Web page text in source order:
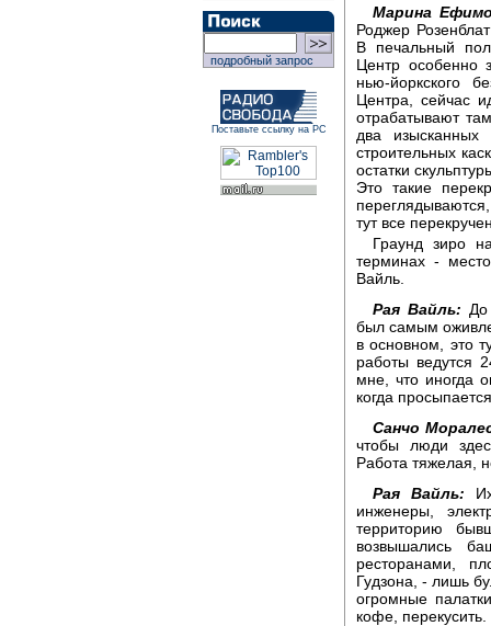
подробный запрос
Поставьте ссылку на РС
Марина
Роджер
В печальный
Центр особенно
нью-йоркского
Центра, сейчас
отрабатывают
два
строительных
остатки
Это такие
тут все
Граунд зиро
терминах -
Вайль.
Рая Вайль: До
был самым
в основном, это
работы ведутся
мне, что иногда
когда
Санчо
чтобы люди
Работа тяжелая,
Рая Вайль:
инженеры,
территорию
возвышались
ресторанами,
Гудзона, - лишь
огромные
кофе, перекусить.